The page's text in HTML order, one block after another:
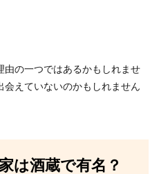
の一つではあるかもしれませ
会えていないのかもしれません
は酒蔵で有名？